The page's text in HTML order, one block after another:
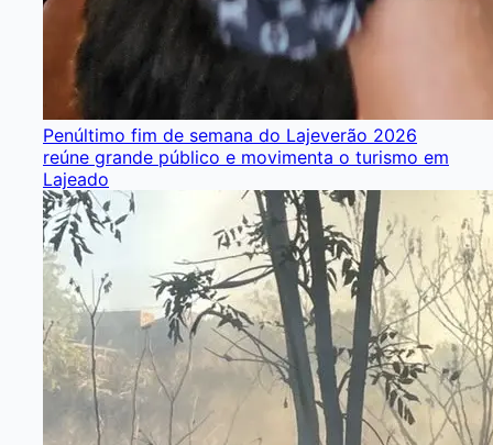
Penúltimo fim de semana do Lajeverão 2026
reúne grande público e movimenta o turismo em
Lajeado